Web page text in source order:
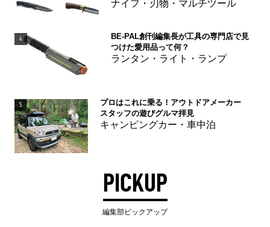
ナイフ・刃物・マルチツール
4
BE-PAL創刊編集長が工具の専門店で見
つけた愛用品って何？
ランタン・ライト・ランプ
5
プロはこれに乗る！アウトドアメーカー
スタッフの遊びグルマ拝見
キャンピングカー・車中泊
PICKUP
編集部ピックアップ